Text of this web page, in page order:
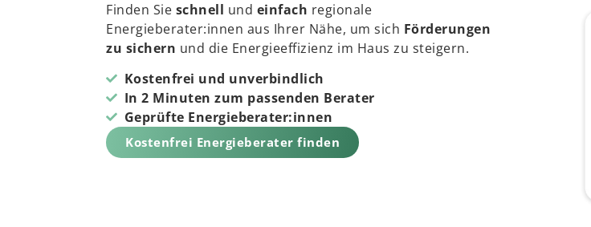
Finden Sie schnell und einfach regionale
Energieberater:innen aus Ihrer Nähe, um sich Förderungen
zu sichern und die Energieeffizienz im Haus zu steigern.
Kostenfrei und unverbindlich
In 2 Minuten zum passenden Berater
Geprüfte Energieberater:innen
Kostenfrei Energieberater finden